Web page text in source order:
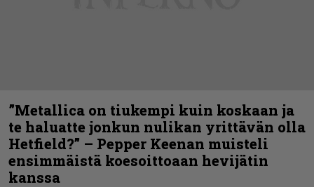
”Metallica on tiukempi kuin koskaan ja
te haluatte jonkun nulikan yrittävän olla
Hetfield?” – Pepper Keenan muisteli
ensimmäistä koesoittoaan hevijätin
kanssa